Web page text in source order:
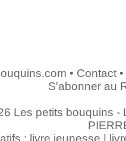
• Contact•
S'abonner au
Les petits bouquins -
: livre jeunesse |